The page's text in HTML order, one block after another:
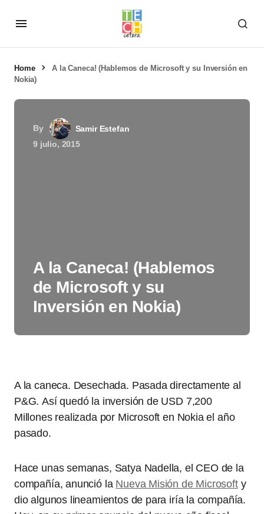
Home
A la Caneca! (Hablemos de Microsoft y su Inversión en
Nokia)
By
Samir Estefan
9 julio, 2015
A la Caneca! (Hablemos
de Microsoft y su
Inversión en Nokia)
A la caneca. Desechada. Pasada directamente al
P&G. Así quedó la inversión de USD 7,200
Millones realizada por Microsoft en Nokia el año
pasado.
Hace unas semanas, Satya Nadella, el CEO de la
compañía, anunció la Nueva Misión de Microsofty
dio algunos lineamientos de para iría la compañía.